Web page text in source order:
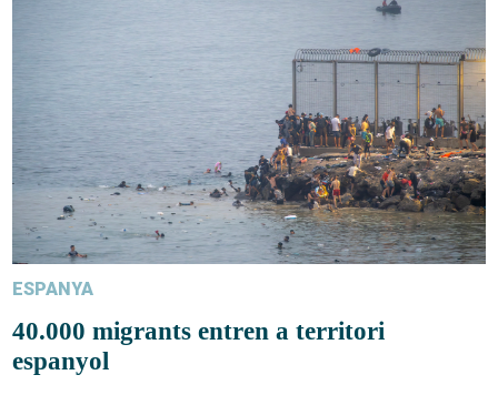
ESPANYA
40.000 migrants entren a territori
espanyol